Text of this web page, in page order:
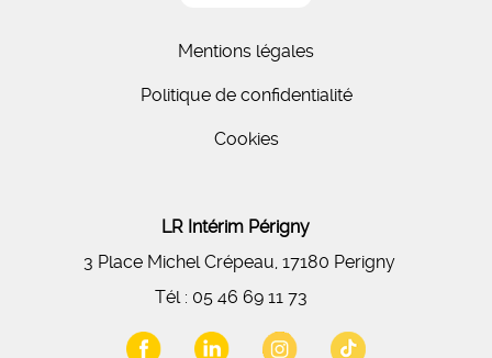
Mentions légales
Politique de confidentialité
Cookies
LR Intérim Périgny
3 Place Michel Crépeau, 17180 Perigny
Tél : 05 46 69 11 73